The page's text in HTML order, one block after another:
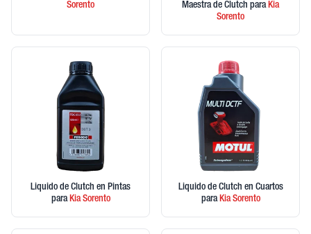
Sorento
Maestra de Clutch paraKia
Sorento
Liquido de Clutch en Pintas
paraKiaSorento
Liquido de Clutch en Cuartos
paraKiaSorento